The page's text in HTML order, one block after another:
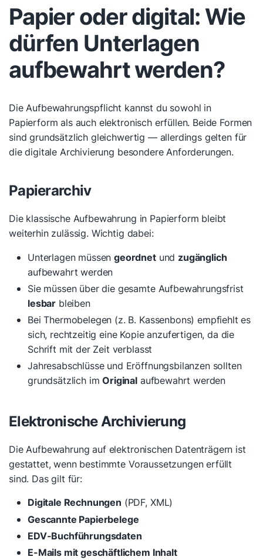
Papier oder digital: Wie
dürfen Unterlagen
aufbewahrt werden?
Die Aufbewahrungspflicht kannst du sowohl in
Papierform als auch elektronisch erfüllen. Beide Formen
sind grundsätzlich gleichwertig — allerdings gelten für
die digitale Archivierung besondere Anforderungen.
Papierarchiv
Die klassische Aufbewahrung in Papierform bleibt
weiterhin zulässig. Wichtig dabei:
Unterlagen müssengeordnetund zugänglich
aufbewahrt werden
Sie müssen über die gesamte Aufbewahrungsfrist
lesbar bleiben
Bei Thermobelegen (z. B. Kassenbons) empfiehlt es
sich, rechtzeitig eine Kopie anzufertigen, da die
Schrift mit der Zeit verblasst
Jahresabschlüsse und Eröffnungsbilanzen sollten
grundsätzlich imOriginal aufbewahrt werden
Elektronische Archivierung
Die Aufbewahrung auf elektronischen Datenträgern ist
gestattet, wenn bestimmte Voraussetzungen erfüllt
sind. Das gilt für:
Digitale Rechnungen (PDF, XML)
Gescannte Papierbelege
EDV-Buchführungsdaten
E-Mails mit geschäftlichem Inhalt